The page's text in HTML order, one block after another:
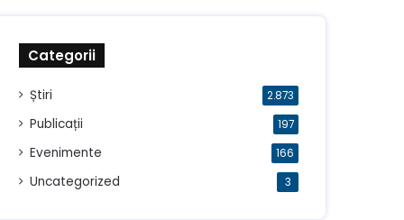
Categorii
Știri 2.873
Publicații 197
Evenimente 166
Uncategorized 3